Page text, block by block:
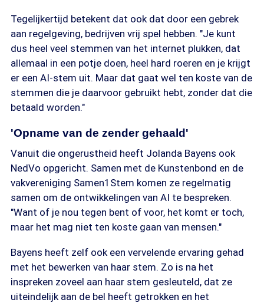
Tegelijkertijd betekent dat ook dat door een gebrek
aan regelgeving, bedrijven vrij spel hebben. "Je kunt
dus heel veel stemmen van het internet plukken, dat
allemaal in een potje doen, heel hard roeren en je krijgt
er een AI-stem uit. Maar dat gaat wel ten koste van de
stemmen die je daarvoor gebruikt hebt, zonder dat die
betaald worden."
'Opname van de zender gehaald'
Vanuit die ongerustheid heeft Jolanda Bayens ook
NedVo opgericht. Samen met de Kunstenbond en de
vakvereniging Samen1Stem komen ze regelmatig
samen om de ontwikkelingen van AI te bespreken.
"Want of je nou tegen bent of voor, het komt er toch,
maar het mag niet ten koste gaan van mensen."
Bayens heeft zelf ook een vervelende ervaring gehad
met het bewerken van haar stem. Zo is na het
inspreken zoveel aan haar stem gesleuteld, dat ze
uiteindelijk aan de bel heeft getrokken en het